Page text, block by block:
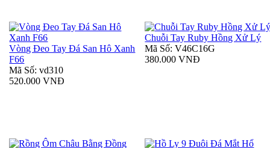
Vòng Đeo Tay Đá San Hô Xanh
F66
Mã Số: vd310
520.000 VNĐ
Chuỗi Tay Ruby Hồng Xử Lý
Mã Số: V46C16G
380.000 VNĐ